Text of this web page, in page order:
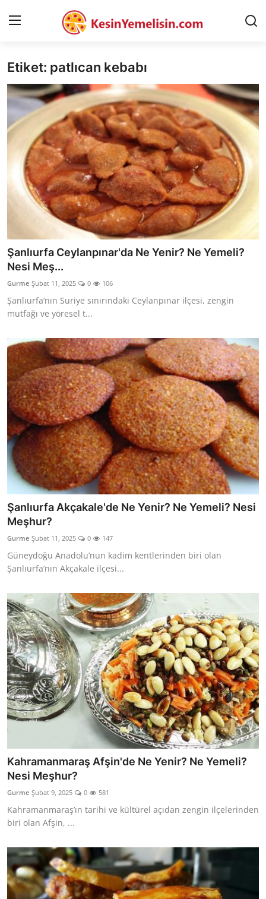
AnaSayfa
Gizlilik Sözleşmesi
Rüya Tabirleri
Diyet & Sağlıklı Beslenme
İletişim
Şehirler
Helal Gıda & Dini Hükümler
Gıda Güvenliği & Bilimi
Kalori & Diyet Rehberi
Mutfak Püf Noktaları & İpuçları
Mekan & Lezzet Rotaları
Temel Gıda ve Ürün Rehberleri
İçecek Kültürü & Barista
Yöresel Tarifler & Ev Yemekleri
Gıda Güvenliği & Sağlık
İçecek Kültürü & Rehberleri
Popüler Kültür & Mutfak Tarihi
Mutfak Temizliği & Pratik Bilgiler
Anne & Bebek Beslenmesi
Mutfak Sırları & Teknikler
Gıda Sözlüğü & Nedir?
Yemek Tarifleri & Menüler
Etiket: patlıcan kebabı
Şanlıurfa Ceylanpınar'da Ne Yenir? Ne Yemeli?
Nesi Meş...
Gurme Şubat 11, 2025 0 106
Şanlıurfa’nın Suriye sınırındaki Ceylanpınar ilçesi, zengin
mutfağı ve yöresel t...
Şanlıurfa Akçakale'de Ne Yenir? Ne Yemeli? Nesi
Meşhur?
Gurme Şubat 11, 2025 0 147
Güneydoğu Anadolu’nun kadim kentlerinden biri olan
Şanlıurfa’nın Akçakale ilçesi...
Kahramanmaraş Afşin'de Ne Yenir? Ne Yemeli?
Nesi Meşhur?
Gurme Şubat 9, 2025 0 581
Kahramanmaraş’ın tarihi ve kültürel açıdan zengin ilçelerinden
biri olan Afşin, ...